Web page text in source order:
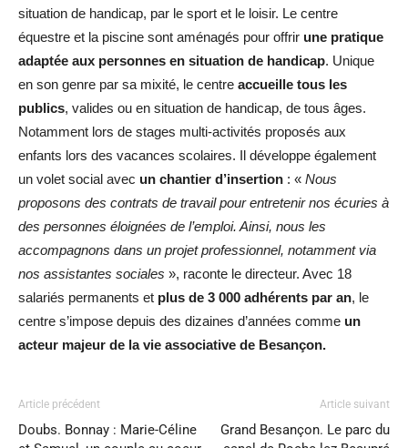
situation de handicap, par le sport et le loisir. Le centre
équestre et la piscine sont aménagés pour offrir une pratique
adaptée aux personnes en situation de handicap. Unique
en son genre par sa mixité, le centre accueille tous les
publics, valides ou en situation de handicap, de tous âges.
Notamment lors de stages multi-activités proposés aux
enfants lors des vacances scolaires. Il développe également
un volet social avec un chantier d’insertion : « Nous
proposons des contrats de travail pour entretenir nos écuries à
des personnes éloignées de l’emploi. Ainsi, nous les
accompagnons dans un projet professionnel, notamment via
nos assistantes sociales », raconte le directeur. Avec 18
salariés permanents et plus de 3 000 adhérents par an, le
centre s’impose depuis des dizaines d’années comme un
acteur majeur de la vie associative de Besançon.
Article précédent
Doubs. Bonnay : Marie-Céline
Article suivant
Grand Besançon. Le parc du